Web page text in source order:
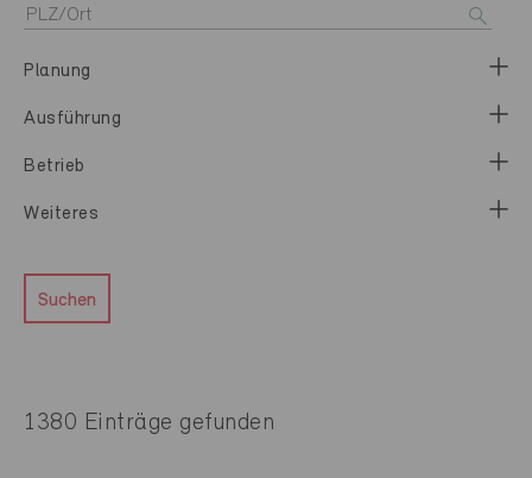
Planung
Ausführung
Betrieb
Weiteres
Suchen
1380 Einträge gefunden